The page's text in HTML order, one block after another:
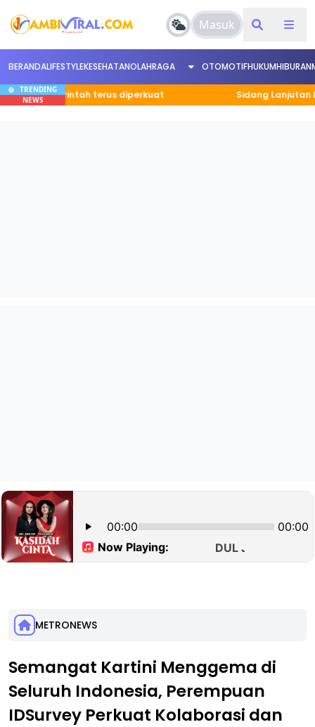
Masuk
BERANDALIFESTYLEKESEHATANOLAHRAGA OTOMOTIFHUKUMHIBURAN
TRENDING
NEWS
terus diperkuat Sidang Lanjutan Dugaan
METRONEWS
Semangat Kartini Menggema di
Seluruh Indonesia, Perempuan
IDSurvey Perkuat Kolaborasi dan